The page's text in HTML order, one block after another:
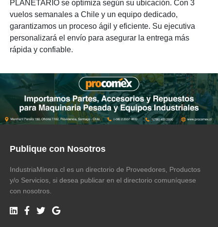
PLANETARIO se optimiza según su ubicación. Con 3
vuelos semanales a Chile y un equipo dedicado,
garantizamos un proceso ágil y eficiente. Su ejecutiva
personalizará el envío para asegurar la entrega más
rápida y confiable.
Publique con Nosotros
IndustriaMinera.cl es un directorio de Proveedores, Productos
y/o Servicios, si desea publicar en el directorio comuníquese
con nosotros.